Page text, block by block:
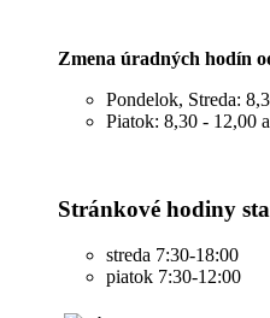
Zmena úradných hodín
Pondelok, Streda:
Piatok: 8,30 - 12,00
Stránkové hodiny
streda 7:30-18:00
piatok 7:30-12:00